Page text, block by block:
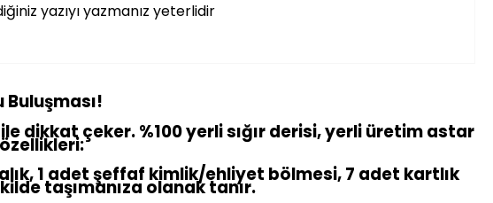
yazıyı yazmanız yeterlidir
Buluşması!
dikkat çeker. %100 yerli sığır derisi, yerli üretim astar
1 adet şeffaf kimlik/ehliyet bölmesi, 7 adet kartlık
taşımanıza olanak tanır.